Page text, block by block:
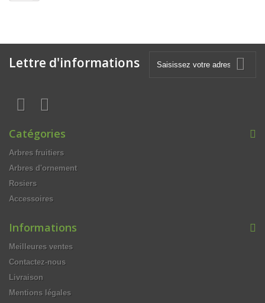
Lettre d'informations
Catégories
Arbres fruitiers
Arbres d'ornement
Rosiers
Accessoires
Informations
Meilleures ventes
Contactez-nous
Livraison
Mentions légales